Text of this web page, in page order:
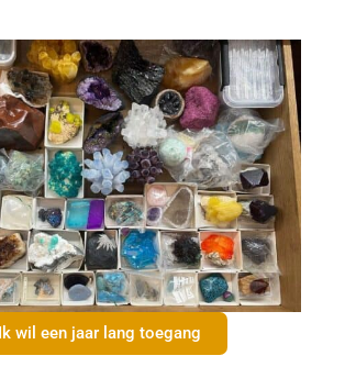
Ik wil een jaar lang toegang